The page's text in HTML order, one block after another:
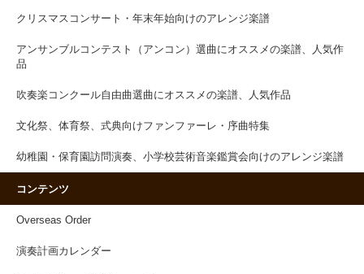
クリスマスコンサート・年末年始向けのアレンジ楽譜
アンサンブルコンテスト（アンコン）選曲にオススメの楽譜、人気作
品
吹奏楽コンクール自由曲選曲にオススメの楽譜、人気作品
文化祭、体育祭、式典向けファンファーレ・序曲特集
幼稚園・保育園訪問演奏、小学校芸術音楽鑑賞会向けのアレンジ楽譜
コンテンツ
Overseas Order
演奏計画カレンダー